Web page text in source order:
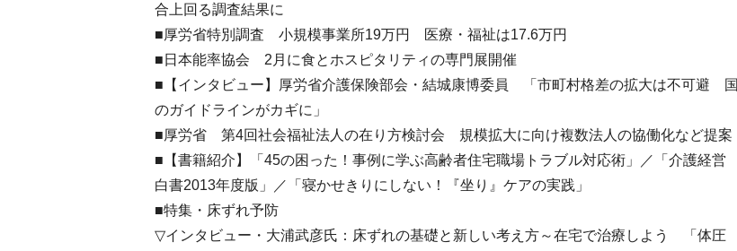
合上回る調査結果に
■厚労省特別調査 小規模事業所19万円 医療・福祉は17.6万円
■日本能率協会 2月に食とホスピタリティの専門展開催
■【インタビュー】厚労省介護保険部会・結城康博委員 「市町村格差の拡大は不可避 国
のガイドラインがカギに」
■厚労省 第4回社会福祉法人の在り方検討会 規模拡大に向け複数法人の協働化など提案
■【書籍紹介】「45の困った！事例に学ぶ高齢者住宅職場トラブル対応術」／「介護経営
白書2013年度版」／「寝かせきりにしない！『坐り』ケアの実践」
■特集・床ずれ予防
▽インタビュー・大浦武彦氏：床ずれの基礎と新しい考え方～在宅で治療しよう 「体圧